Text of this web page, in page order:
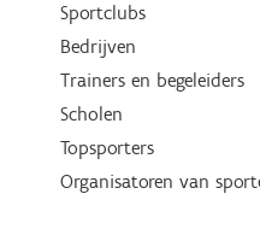
Sportclubs
Bedrijven
Trainers en begeleiders
Scholen
Topsporters
Organisatoren van